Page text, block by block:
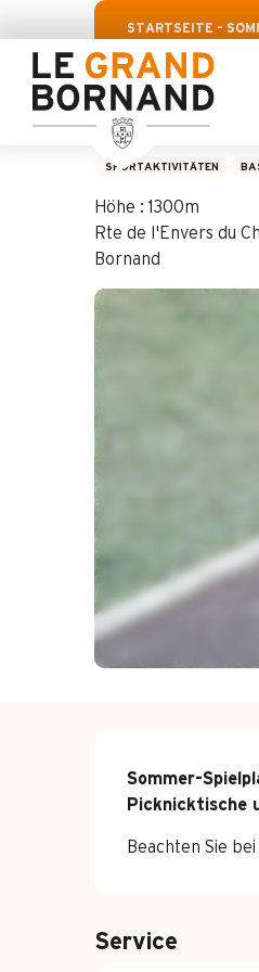
au
contenu
principal
STARTSEITE –
SPORTAKTIVITÄTEN
Höhe : 1300m
Rte de l'Envers du
Bornand
Sommer-
Picknicktische
Beachten Sie
Service